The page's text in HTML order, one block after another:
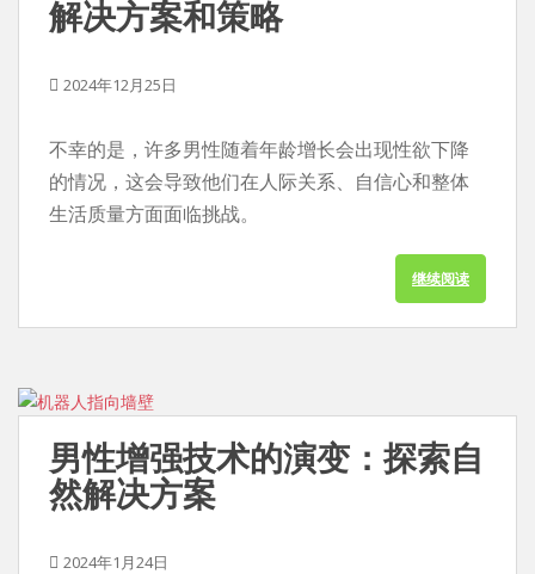
解决方案和策略
2024年12月25日
不幸的是，许多男性随着年龄增长会出现性欲下降
的情况，这会导致他们在人际关系、自信心和整体
生活质量方面面临挑战。
继续阅读
男性增强技术的演变：探索自
然解决方案
2024年1月24日